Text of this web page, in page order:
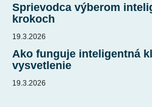
Sprievodca výberom
krokoch
19.3.2026
Ako funguje inteligentná
vysvetlenie
19.3.2026